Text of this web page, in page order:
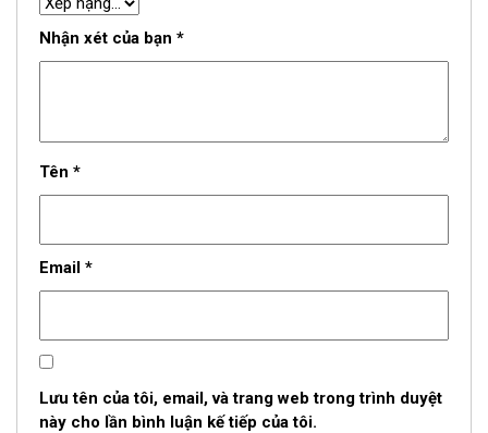
Nhận xét của bạn *
Tên *
Email *
Lưu tên của tôi, email, và trang web trong trình duyệt
này cho lần bình luận kế tiếp của tôi.